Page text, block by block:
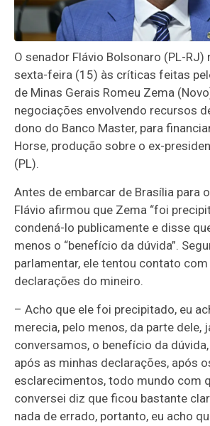
O senador Flávio Bolsonaro (PL-RJ)
sexta-feira (15) às críticas feitas
de Minas Gerais Romeu Zema
negociações envolvendo recursos
dono do Banco Master, para
Horse, produção sobre o ex-
(PL).
Antes de embarcar de Brasília para
Flávio afirmou que Zema “foi
condená-lo publicamente e disse
menos o “benefício da dúvida”.
parlamentar, ele tentou contato
declarações do mineiro.
– Acho que ele foi precipitado, eu
merecia, pelo menos, da parte dele,
conversamos, o benefício da
após as minhas declarações, após
esclarecimentos, todo mundo com
conversei diz que ficou bastante
nada de errado, portanto, eu acho